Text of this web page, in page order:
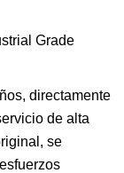
directamente
de alta
se